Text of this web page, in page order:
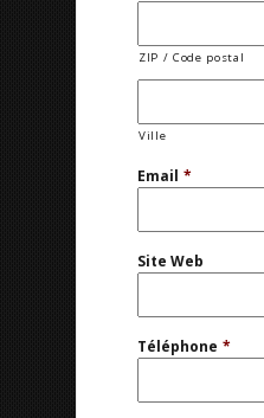
ZIP / Code postal
Ville
Email *
Site Web
Téléphone *